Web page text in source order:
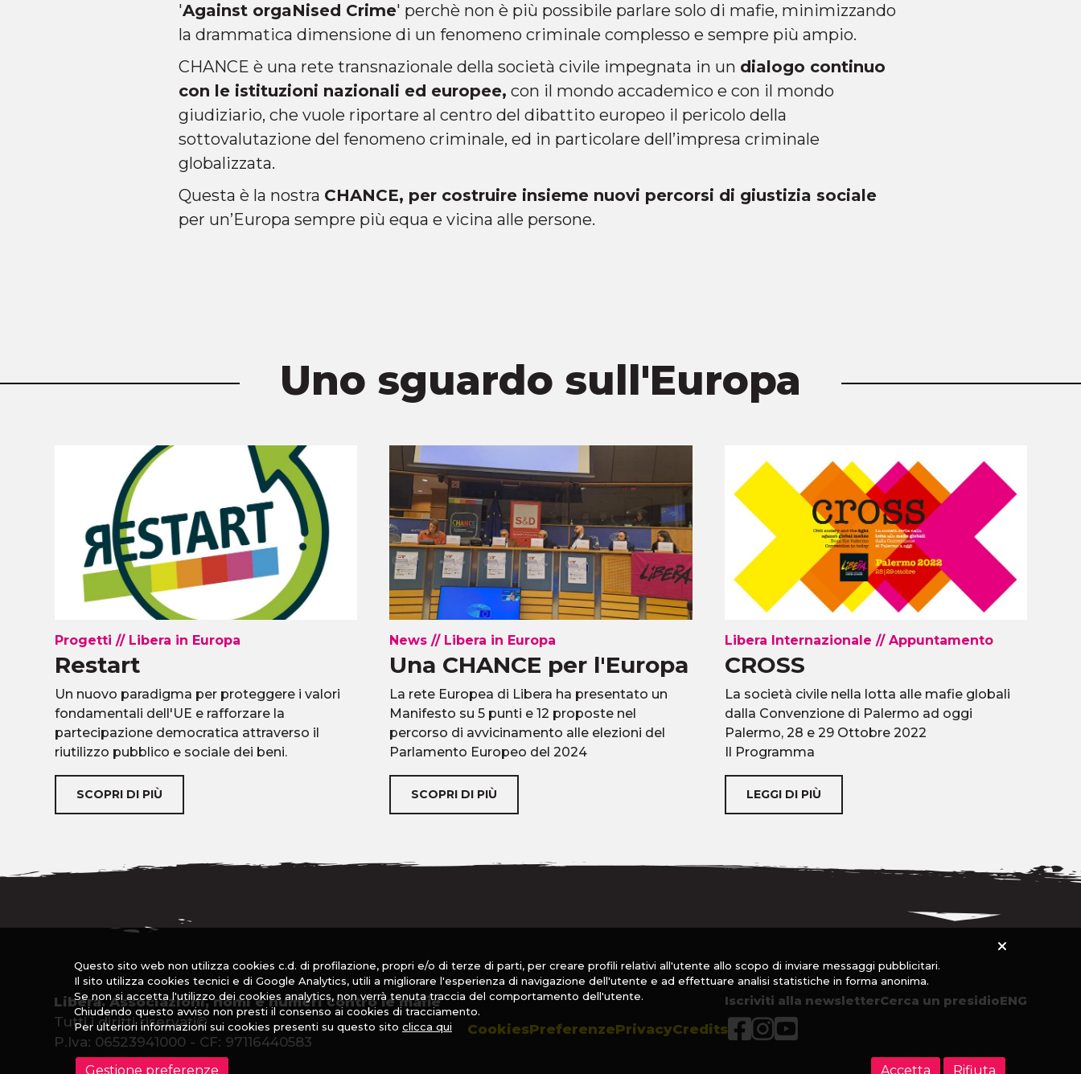
'Against orgaNised Crime' perchè non è più possibile parlare solo di mafie, minimizzando
la drammatica dimensione di un fenomeno criminale complesso e sempre più ampio.
CHANCE è una rete transnazionale della società civile impegnata in un dialogo continuo
con le istituzioni nazionali ed europee, con il mondo accademico e con il mondo
giudiziario, che vuole riportare al centro del dibattito europeo il pericolo della
sottovalutazione del fenomeno criminale, ed in particolare dell’impresa criminale
globalizzata.
Questa è la nostra CHANCE, per costruire insieme nuovi percorsi di giustizia sociale
per un’Europa sempre più equa e vicina alle persone.
Uno sguardo sull'Europa
Progetti //Libera in Europa
Restart
Un nuovo paradigma per proteggere i valori
fondamentali dell'UE e rafforzare la
partecipazione democratica attraverso il
riutilizzo pubblico e sociale dei beni.
SCOPRI DI PIÙ
News//Libera in Europa
Una CHANCE per l'Europa
La rete Europea di Libera ha presentato un
Manifesto su 5 punti e 12 proposte nel
percorso di avvicinamento alle elezioni del
Parlamento Europeo del 2024
SCOPRI DI PIÙ
Libera Internazionale //Appuntamento
CROSS
La società civile nella lotta alle mafie globali
dalla Convenzione di Palermo ad oggi
Palermo, 28 e 29 Ottobre 2022
Il Programma
LEGGI DI PIÙ
Libera. Associazioni, nomi e numeri contro le mafie
Tutti i diritti riservati©
P.Iva: 06523941000 - CF: 97116440583
Iscriviti alla newsletterCerca un presidioENG
CookiesPreferenzePrivacyCredits
Questo sito web non utilizza cookies c.d. di profilazione, propri e/o di terze di parti, per creare profili relativi all'utente allo scopo di inviare messaggi pubblicitari.
Il sito utilizza cookies tecnici e di Google Analytics, utili a migliorare l'esperienza di navigazione dell'utente e ad effettuare analisi statistiche in forma anonima.
Se non si accetta l'utilizzo dei cookies analytics, non verrà tenuta traccia del comportamento dell'utente.
Chiudendo questo avviso non presti il consenso ai cookies di tracciamento.
Per ulteriori informazioni sui cookies presenti su questo sito clicca qui
Gestione preferenze Rifiuta
Accetta